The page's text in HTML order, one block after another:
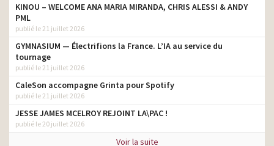
KINOU – WELCOME ANA MARIA MIRANDA, CHRIS ALESSI & ANDY
PML
publié le 21 juillet 2026
GYMNASIUM — Électrifions la France. L’IA au service du
tournage
publié le 21 juillet 2026
CaleSon accompagne Grinta pour Spotify
publié le 21 juillet 2026
JESSE JAMES MCELROY REJOINT LA\PAC !
publié le 20 juillet 2026
Voir la suite